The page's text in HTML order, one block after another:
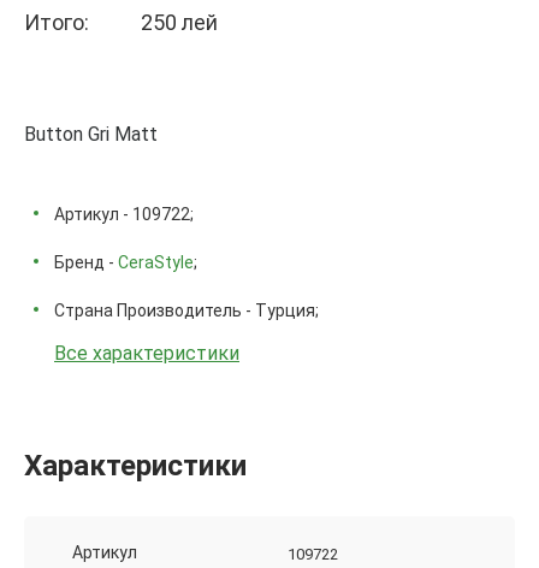
Итого: 250 лей
Button Gri Matt
Артикул - 109722;
Бренд - CeraStyle;
Страна Производитель - Турция;
Все характеристики
Характеристики
Артикул 109722